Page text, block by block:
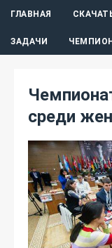
ГЛАВНАЯ
ЗАДАЧИ
среди